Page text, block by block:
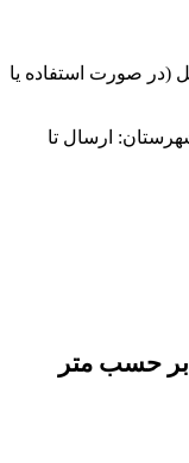
پس از تحویل (در صورت استفاده یا
ارسال تا
بر حسب متر